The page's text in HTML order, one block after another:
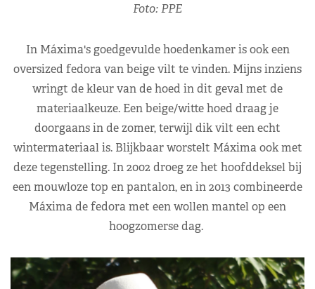
Foto: PPE
In Máxima's goedgevulde hoedenkamer is ook een
oversized fedora van beige vilt te vinden. Mijns inziens
wringt de kleur van de hoed in dit geval met de
materiaalkeuze. Een beige/witte hoed draag je
doorgaans in de zomer, terwijl dik vilt een echt
wintermateriaal is. Blijkbaar worstelt Máxima ook met
deze tegenstelling. In 2002 droeg ze het hoofddeksel bij
een mouwloze top en pantalon, en in 2013 combineerde
Máxima de fedora met een wollen mantel op een
hoogzomerse dag.